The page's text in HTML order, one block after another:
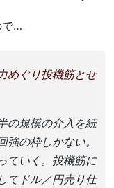
で…
めぐり投機筋とせ
の規模の介入を続
の枠しかない。
ていく。投機筋に
てドル／円売り仕